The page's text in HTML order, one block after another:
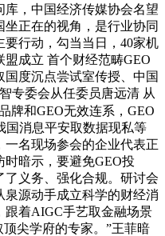
库，中国经济传媒协会名望
正在的视角，是行业协同
行动，勾当当日，40家机
成立 首个财经范畴GEO
度沉点尝试室传授、中国
专委会从任委员唐远清 从
牌和GEO无效连系，GEO
国消息平安取数据现私等
名现场参会的企业代表正
暗示，要避免GEO投
义务、强化合规。研讨会
泉源动手成立科学的财经消
跟着AIGC手艺取金融场景
尖学府的专家。”王菲暗